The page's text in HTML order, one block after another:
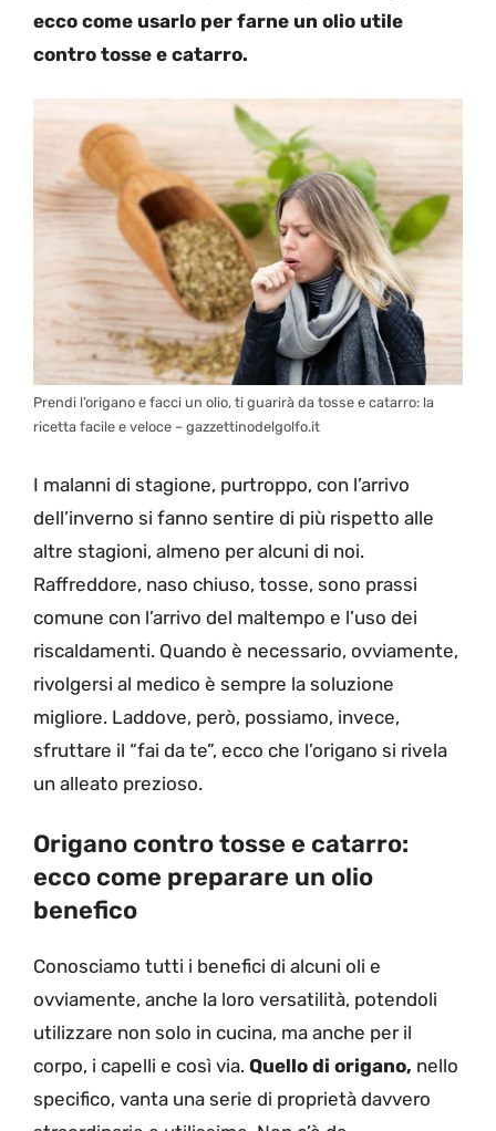
ecco come usarlo per farne un olio utile
contro tosse e catarro.
Prendi l’origano e facci un olio, ti guarirà da tosse e catarro: la
ricetta facile e veloce – gazzettinodelgolfo.it
I malanni di stagione, purtroppo, con l’arrivo
dell’inverno si fanno sentire di più rispetto alle
altre stagioni, almeno per alcuni di noi.
Raffreddore, naso chiuso, tosse, sono prassi
comune con l’arrivo del maltempo e l’uso dei
riscaldamenti. Quando è necessario, ovviamente,
rivolgersi al medico è sempre la soluzione
migliore. Laddove, però, possiamo, invece,
sfruttare il “fai da te”, ecco che l’origano si rivela
un alleato prezioso.
Origano contro tosse e catarro:
ecco come preparare un olio
benefico
Conosciamo tutti i benefici di alcuni oli e
ovviamente, anche la loro versatilità, potendoli
utilizzare non solo in cucina, ma anche per il
corpo, i capelli e così via. Quello di origano, nello
specifico, vanta una serie di proprietà davvero